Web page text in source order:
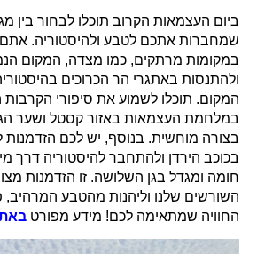
ביום העצמאות הקרוב תוכלו לבחור בין
שמחברות אתכם לטבע ולהיסטוריה. אתם
במקומות מרתקים, כמו מצדה, המקום
ולהתנסות באתגרי הר הכרוכים
המקום. תוכלו לשמוע את סיפורי
במלחמת העצמאות באזור קסטל ושער
בצורה מוחשית. בנוסף, יש לכם הזדמנות
בכוכב הירדן ולהתחבר להיסטוריה דרך
חומה ומגדל בגן השלושה. זו הזדמנות
השורשים שלנו וליהנות מהטבע
החוויה שמתאימה לכם! מידע מפורט